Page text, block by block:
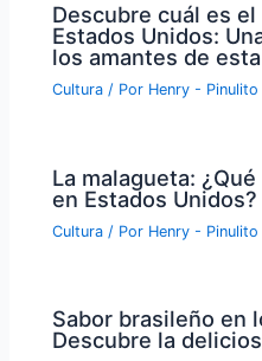
Descubre cuál es
Estados Unidos:
los amantes de
Cultura / Por Henry - Pinulito
La malagueta:
en Estados Unidos?
Cultura / Por Henry - Pinulito
Sabor brasileño en
Descubre la